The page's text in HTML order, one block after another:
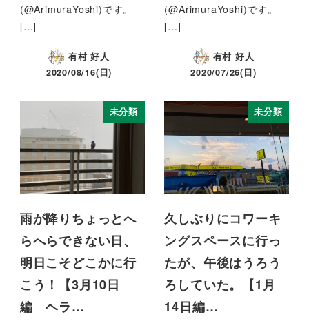
(@ArimuraYoshi)です。
[…]
有村 好人
2020/08/16(日)
(@ArimuraYoshi)です。
[…]
有村 好人
2020/07/26(日)
未分類
雨が降りちょっとへ
らへらできない日、
明日こそどこかに行
こう！【3月10日
編 ヘラ…
未分類
久しぶりにコワーキ
ングスペースに行っ
たが、午後はうろう
ろしていた。【1月
14日編…